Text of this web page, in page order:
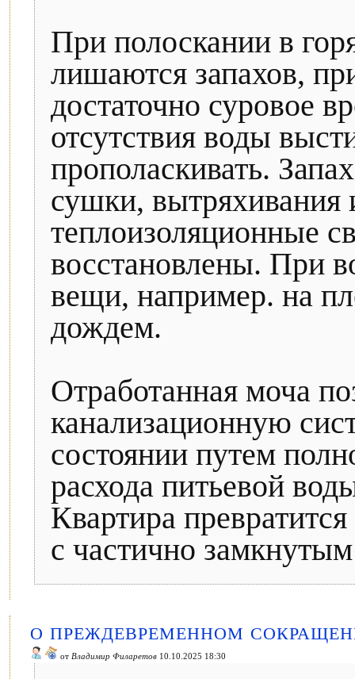
При полоскании в
лишаются запахов,
достаточно суровое
отсутствия воды
прополаскивать.
сушки, вытряхивания
теплоизоляционные
восстановлены. При
вещи, например. на
дождем.
Отработанная моча
канализационную
состоянии путем
расхода питьевой
Квартира
с частично
О ПРЕЖДЕВРЕМЕННОМ
от Владимир Филаретов 10.10.2025 18:30